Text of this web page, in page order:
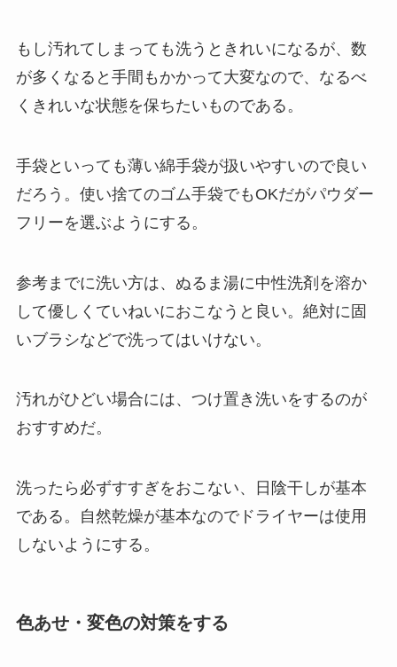
もし汚れてしまっても洗うときれいになるが、数
が多くなると手間もかかって大変なので、なるべ
くきれいな状態を保ちたいものである。
手袋といっても薄い綿手袋が扱いやすいので良い
だろう。使い捨てのゴム手袋でもOKだがパウダー
フリーを選ぶようにする。
参考までに洗い方は、ぬるま湯に中性洗剤を溶か
して優しくていねいにおこなうと良い。絶対に固
いブラシなどで洗ってはいけない。
汚れがひどい場合には、つけ置き洗いをするのが
おすすめだ。
洗ったら必ずすすぎをおこない、日陰干しが基本
である。自然乾燥が基本なのでドライヤーは使用
しないようにする。
色あせ・変色の対策をする